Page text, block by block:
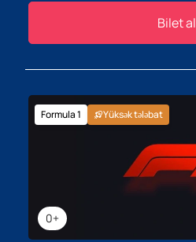
Bilet al
0+
Formula 1 Yüksək tələbat